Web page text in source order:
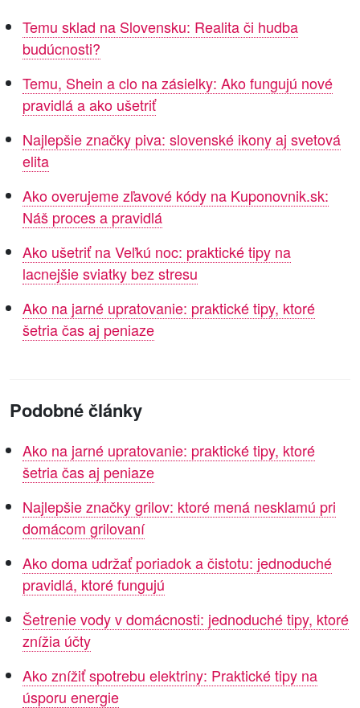
Temu sklad na Slovensku: Realita či hudba
budúcnosti?
Temu, Shein a clo na zásielky: Ako fungujú nové
pravidlá a ako ušetriť
Najlepšie značky piva: slovenské ikony aj svetová
elita
Ako overujeme zľavové kódy na Kuponovnik.sk:
Náš proces a pravidlá
Ako ušetriť na Veľkú noc: praktické tipy na
lacnejšie sviatky bez stresu
Ako na jarné upratovanie: praktické tipy, ktoré
šetria čas aj peniaze
Podobné články
Ako na jarné upratovanie: praktické tipy, ktoré
šetria čas aj peniaze
Najlepšie značky grilov: ktoré mená nesklamú pri
domácom grilovaní
Ako doma udržať poriadok a čistotu: jednoduché
pravidlá, ktoré fungujú
Šetrenie vody v domácnosti: jednoduché tipy, ktoré
znížia účty
Ako znížiť spotrebu elektriny: Praktické tipy na
úsporu energie